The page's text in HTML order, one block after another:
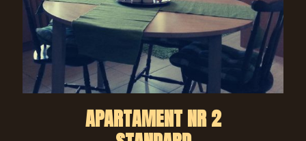
APARTAMENT NR 2